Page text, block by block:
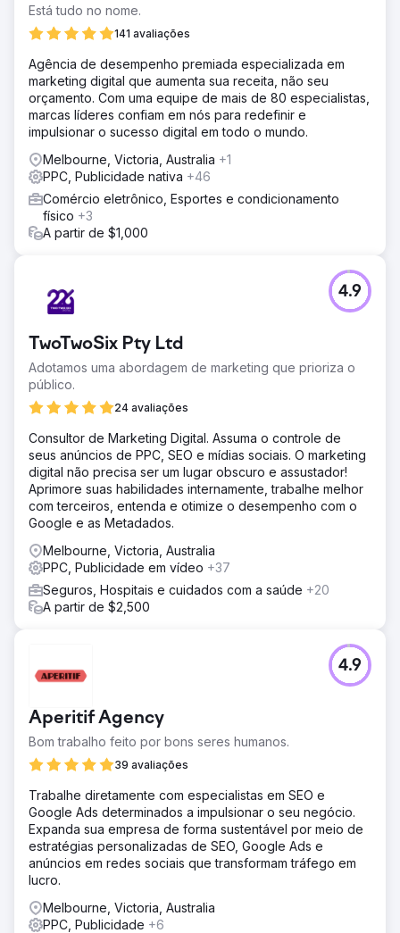
Solução
Nossa solução para o MNF foi construir um novo site de
busca com o objetivo de aumentar a presença e
visibilidade online do MNF. Também criamos um plano
contínuo de marketing digital para aumentar o
reconhecimento da marca, a fidelidade à marca, o
tráfego e as conversões (vendas) através do site.
Resultado
Ter um site de comércio eletrônico profissional recém-
construído impulsionou suas vendas e consultas online no
MNF4x4, além de atrair novo tráfego para o site. A sua
presença online também aumentou como resultado da
Está tudo no nome.
141 avaliações
Agência de desempenho premiada especializada em
marketing digital que aumenta sua receita, não seu
orçamento. Com uma equipe de mais de 80 especialistas,
marcas líderes confiam em nós para redefinir e
impulsionar o sucesso digital em todo o mundo.
Melbourne, Victoria, Australia +1
PPC, Publicidade nativa +46
Comércio eletrônico, Esportes e condicionamento
físico +3
A partir de $1,000
TwoTwoSix Pty Ltd
Adotamos uma abordagem de marketing que prioriza o
público.
24 avaliações
4.9
Consultor de Marketing Digital. Assuma o controle de
seus anúncios de PPC, SEO e mídias sociais. O marketing
digital não precisa ser um lugar obscuro e assustador!
Aprimore suas habilidades internamente, trabalhe melhor
com terceiros, entenda e otimize o desempenho com o
Google e as Metadados.
Melbourne, Victoria, Australia
PPC, Publicidade em vídeo +37
Seguros, Hospitais e cuidados com a saúde +20
A partir de $2,500
Aperitif Agency
Bom trabalho feito por bons seres humanos.
39 avaliações
4.9
Trabalhe diretamente com especialistas em SEO e
Google Ads determinados a impulsionar o seu negócio.
Expanda sua empresa de forma sustentável por meio de
estratégias personalizadas de SEO, Google Ads e
anúncios em redes sociais que transformam tráfego em
lucro.
Melbourne, Victoria, Australia
PPC, Publicidade +6